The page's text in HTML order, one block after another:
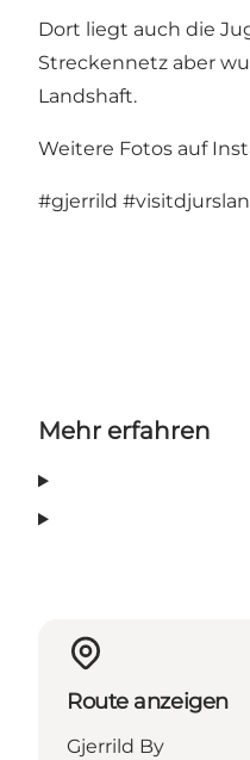
Dort liegt auch die
Streckennetz aber
Landshaft.
Weitere Fotos auf
#gjerrild
Mehr erfahren
Route anzeigen
Gjerrild By